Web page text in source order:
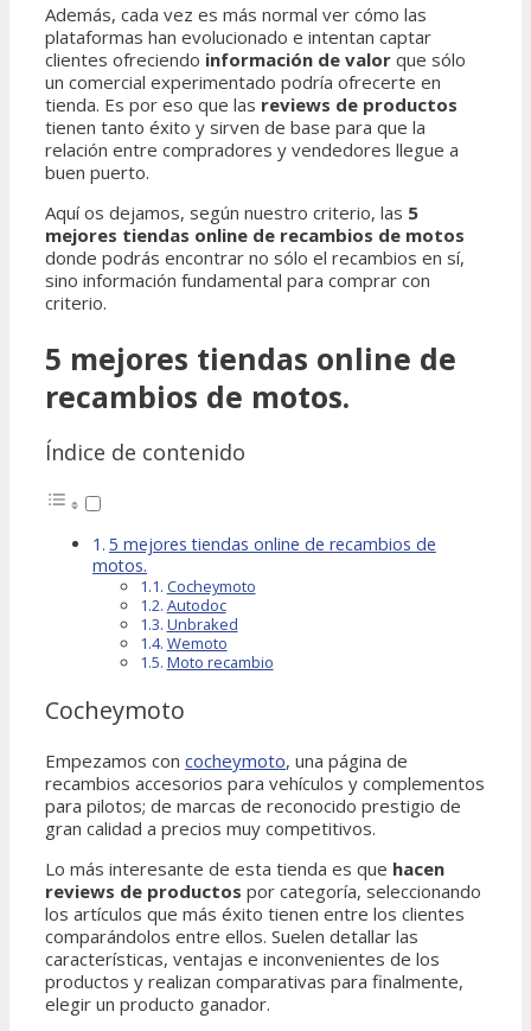
Además, cada vez es más normal ver cómo las
plataformas han evolucionado e intentan captar
clientes ofreciendo información de valor que sólo
un comercial experimentado podría ofrecerte en
tienda. Es por eso que las reviews de productos
tienen tanto éxito y sirven de base para que la
relación entre compradores y vendedores llegue a
buen puerto.
Aquí os dejamos, según nuestro criterio, las 5
mejores tiendas online de recambios de motos
donde podrás encontrar no sólo el recambios en sí,
sino información fundamental para comprar con
criterio.
5 mejores tiendas online de
recambios de motos.​
Índice de contenido
5 mejores tiendas online de recambios de
motos.​
Cocheymoto​
Autodoc​
Unbraked​
Wemoto​
Moto recambio​
Cocheymoto​
Empezamos con cocheymoto, una página de
recambios accesorios para vehículos y complementos
para pilotos; de marcas de reconocido prestigio de
gran calidad a precios muy competitivos.
Lo más interesante de esta tienda es que hacen
reviews de productos por categoría, seleccionando
los artículos que más éxito tienen entre los clientes
comparándolos entre ellos. Suelen detallar las
características, ventajas e inconvenientes de los
productos y realizan comparativas para finalmente,
elegir un producto ganador.